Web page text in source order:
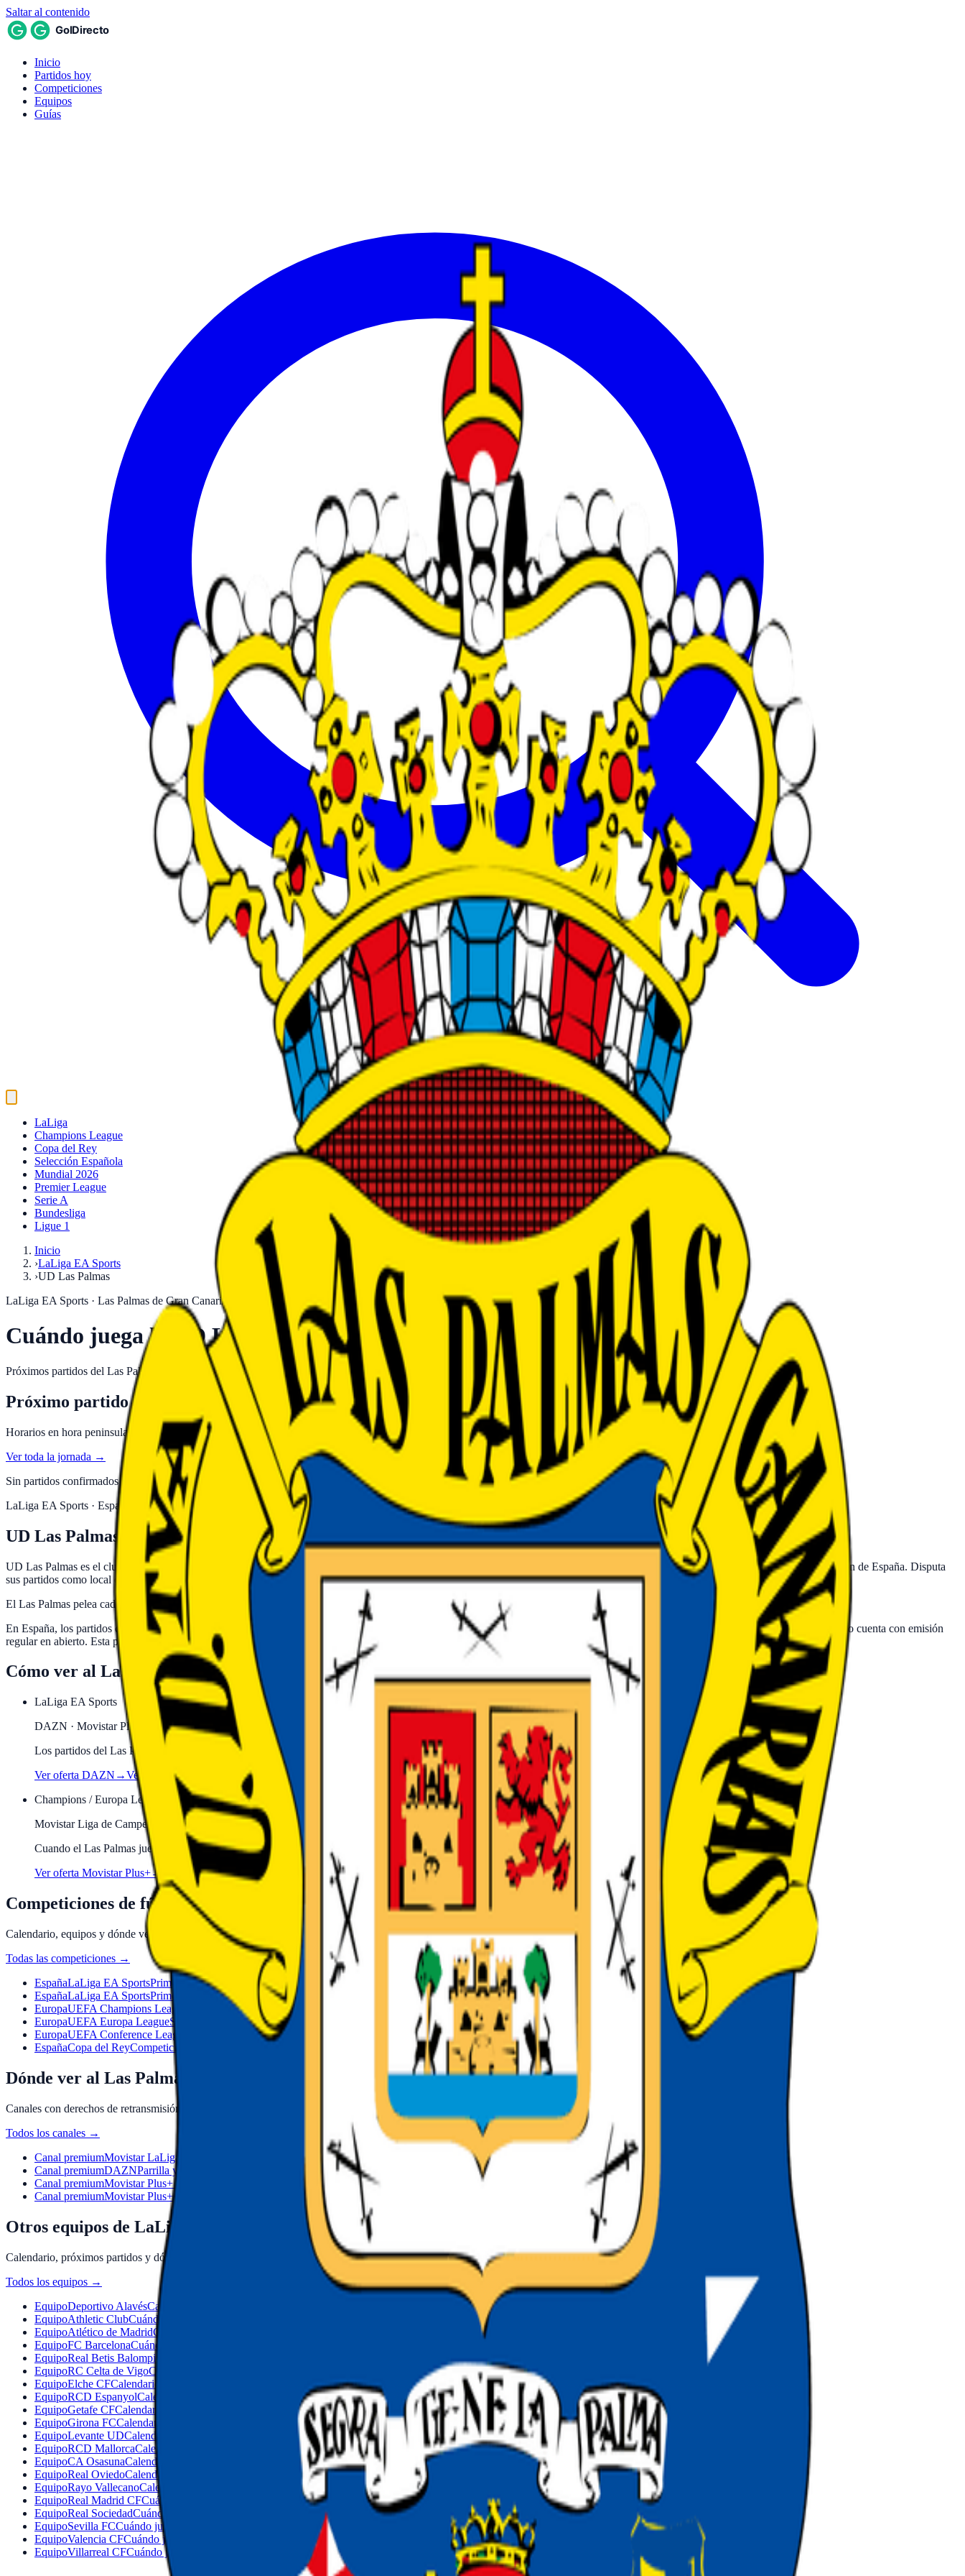
Saltar al contenido
Inicio
Partidos hoy
Competiciones
Equipos
Guías
LaLiga
Champions League
Copa del Rey
Selección Española
Mundial 2026
Premier League
Serie A
Bundesliga
Ligue 1
Inicio
›LaLiga EA Sports
›UD Las Palmas
LaLiga EA Sports · Las Palmas de Gran Canaria
Cuándo juega la UD Las Palmas — próximo partido
Próximos partidos del Las Palmas en la temporada 2026-27: horarios, canales y dónde verlos en directo. Actualizado al minuto.
Próximo partido del UD Las Palmas
Horarios en hora peninsular. Canales actualizados al minuto.
Ver toda la jornada →
Sin partidos confirmados del
Las Palmas para la próxima jornada.
Consulta el calendario completo.
LaLiga EA Sports · España
UD Las Palmas: estadio, palmarés y dónde verlo en España
UD Las Palmas es el club de Las Palmas de Gran Canaria, en España, que compite en la LaLiga EA Sports. El Las Palmas es uno de los clubes de la LaLiga EA Sports, la primera división de España. Disputa
sus partidos como local en su estadio de Las Palmas de Gran Canaria.
El Las Palmas pelea cada temporada por clasificarse para las competiciones europeas a través de su posición en la LaLiga EA Sports.
En España, los partidos del Las Palmas en competición europea —Champions League, Europa League o Conference League— suelen seguirse en Movistar Plus+; la LaLiga EA Sports no cuenta con emisión
regular en abierto. Esta página recoge los próximos partidos confirmados del Las Palmas, con la fecha, la hora peninsular (Europe/Madrid) y el canal asignado en cuanto se programan.
Cómo ver al Las Palmas en directo
LaLiga EA Sports
DAZN · Movistar Plus+
Los partidos del Las Palmas en LaLiga EA Sports se emiten en DAZN · Movistar Plus+. Parrillas actualizadas al minuto.
Ver oferta DAZN →Ver oferta Movistar Plus+ →
Champions / Europa League
Movistar Liga de Campeones · Movistar+
Cuando el Las Palmas juega competición europea, el partido está en Movistar+ (y RTVE para la final).
Ver oferta Movistar Plus+→
Competiciones de fútbol
Calendario, equipos y dónde ver las grandes ligas y copas.
Todas las competiciones →
EspañaLaLiga EA SportsPrimera División española. Calendario de la jornada en curso, próximos partidos y dónde verlos en directo.
EspañaLaLiga EA SportsPrimera División española. Calendario de la jornada en curso, próximos partidos y dónde verlos en directo.
EuropaUEFA Champions League
Máxima competición europea de clubes. Horarios, canales TV y guía de retransmisión para cada jornada.
EuropaUEFA Europa LeagueSegunda competición europea de clubes. Calendario, horarios y canales TV de la Europa League.
EuropaUEFA Conference League
Tercera competición europea de clubes. Fechas, horarios y guía de retransmisión para la Conference League.
EspañaCopa del ReyCompetición por eliminatorias de la RFEF. Calendario, horarios y emisión en abierto cuando corresponde.
Dónde ver al Las Palmas en TV y streaming
Canales con derechos de retransmisión: parrilla, precio y cómo contratarlos.
Todos los canales →
Canal premiumMovistar LaLiga
Parrilla y precio de M+ LaLiga
Canal premiumDAZNParrilla y precio de DAZN
Canal premiumMovistar Plus+ Fútbol
Parrilla y precio de M+ Fútbol
Canal premiumMovistar Plus+ Resumen Parrilla y precio de M+ Resumen
Otros equipos de LaLiga EA Sports
Calendario, próximos partidos y dónde verlos en directo.
Todos los equipos →
EquipoDeportivo AlavésCalendario y dónde ver · Vitoria-Gasteiz
EquipoAthletic ClubCuándo juega el Athletic: hora y dónde ver
EquipoAtlético de MadridCuándo juega el Atlético: hora y dónde ver
EquipoFC BarcelonaCuándo juega el Barça: hora y dónde ver
EquipoReal Betis Balompié
EquipoRC Celta de VigoCalendario y dónde ver · Vigo
EquipoElche CFCalendario y dónde ver · Elche
EquipoRCD EspanyolCalendario y dónde ver · Barcelona
EquipoGetafe CFCalendario y dónde ver · Getafe
EquipoGirona FCCalendario y dónde ver · Girona
EquipoLevante UDCalendario y dónde ver · Valencia
EquipoRCD MallorcaCalendario y dónde ver · Palma
EquipoCA OsasunaCalendario y dónde ver · Pamplona
EquipoReal OviedoCalendario y dónde ver · Oviedo
EquipoRayo VallecanoCalendario y dónde ver · Madrid
EquipoReal Madrid CFCuándo juega Real Madrid: hora y dónde ver
EquipoReal SociedadCuándo juega la Real: hora y dónde ver
EquipoSevilla FCCuándo juega el Sevilla: hora y dónde ver
EquipoValencia CFCuándo juega el Valencia: hora y dónde ver
EquipoVillarreal CFCuándo juega el Villarreal: hora y dónde ver